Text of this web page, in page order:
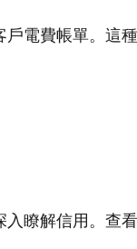
電費帳單。這
入瞭解信用。查